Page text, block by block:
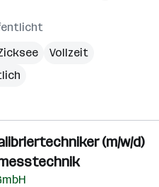
Vollzeit
(m/w/d)